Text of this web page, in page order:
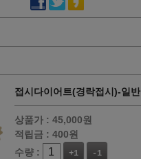
접시다이어트(경락접시)-일반
상품가 : 45,000원
적립금 : 400원
수량 :
+1 -1